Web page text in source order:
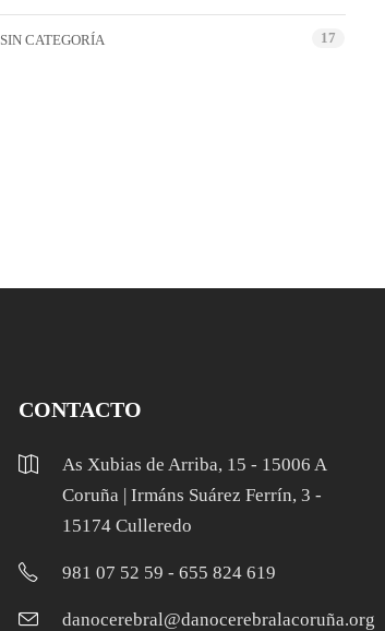
SIN CATEGORÍA 17
CONTACTO
As Xubias de Arriba, 15 - 15006 A
Coruña | Irmáns Suárez Ferrín, 3 -
15174 Culleredo
981 07 52 59 - 655 824 619
danocerebral@danocerebralacoruña.org